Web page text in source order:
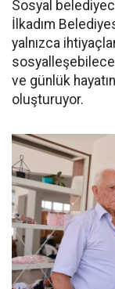
Sosyal
İlkadım
yalnızca
ve günlük
oluşturuyor.